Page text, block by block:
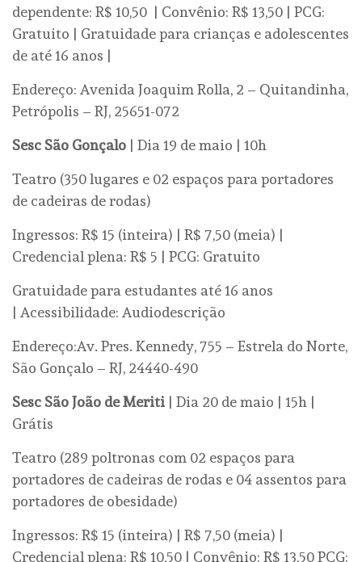
dependente: R$ 10,50 | Convênio: R$ 13,50 | PCG:
Gratuito | Gratuidade para crianças e adolescentes
de até 16 anos |
Endereço: Avenida Joaquim Rolla, 2 – Quitandinha,
Petrópolis – RJ, 25651-072
Sesc São Gonçalo | Dia 19 de maio | 10h
Teatro (350 lugares e 02 espaços para portadores
de cadeiras de rodas)
Ingressos: R$ 15 (inteira) | R$ 7,50 (meia) |
Credencial plena: R$ 5 | PCG: Gratuito
Gratuidade para estudantes até 16 anos
| Acessibilidade: Audiodescrição
Endereço:Av. Pres. Kennedy, 755 – Estrela do Norte,
São Gonçalo – RJ, 24440-490
Sesc São João de Meriti | Dia 20 de maio | 15h |
Grátis
Teatro (289 poltronas com 02 espaços para
portadores de cadeiras de rodas e 04 assentos para
portadores de obesidade)
Ingressos: R$ 15 (inteira) | R$ 7,50 (meia) |
Credencial plena: R$ 10,50 | Convênio: R$ 13,50 PCG: